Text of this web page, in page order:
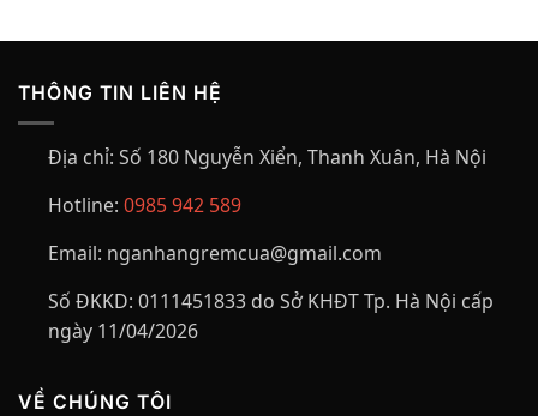
THÔNG TIN LIÊN HỆ
Địa chỉ: Số 180 Nguyễn Xiển, Thanh Xuân, Hà Nội
Hotline: 0985 942 589
Email: nganhangremcua@gmail.com
Số ĐKKD: 0111451833 do Sở KHĐT Tp. Hà Nội cấp
ngày 11/04/2026
VỀ CHÚNG TÔI